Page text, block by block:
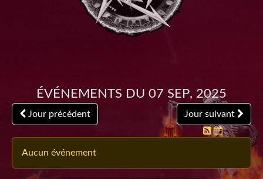
Événements du 07 Sep, 2025
Jour précédent Jour suivant
Aucun événement